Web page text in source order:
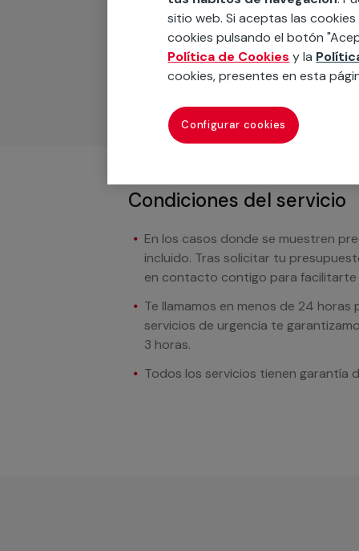
Podemos ofrecer cualquier servicio a
materiales, equipamientos,
cuando te llamemos.
Condiciones del servicio
En los casos donde se muestren
incluido. Tras solicitar tu
en contacto contigo para
Te llamamos en menos de 24
servicios de urgencia te
3 horas.
Todos los servicios tienen garantía
sitio web. Si aceptas las
cookies pulsando el botón
Política de Cookies y la
cookies, presentes en esta
Configurar cookies